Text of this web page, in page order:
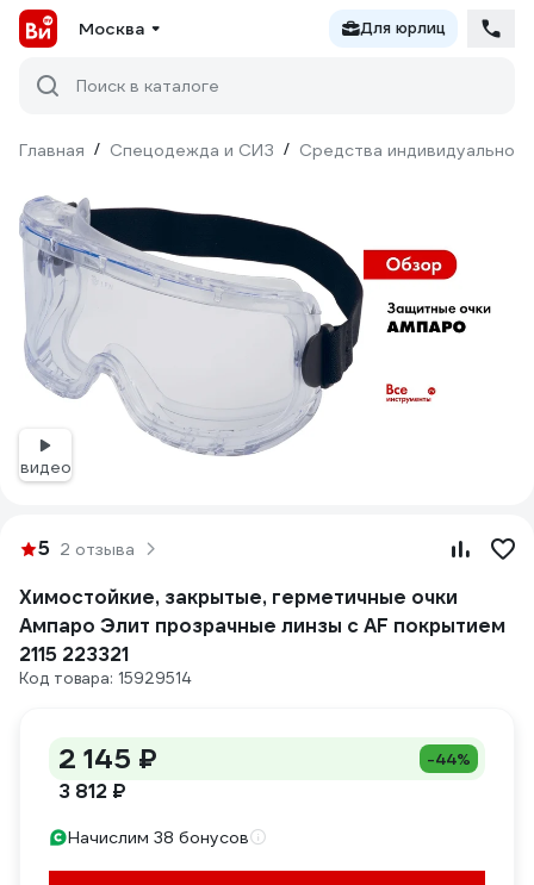
Москва Для юрлиц
Поиск в каталоге
Главная / Спецодежда и СИЗ / Средства индивидуальной
видео
5 2 отзыва
Химостойкие, закрытые, герметичные очки
Ампаро Элит прозрачные линзы с AF покрытием
2115 223321
Код товара: 15929514
2 145 ₽ -44%
3 812 ₽
Начислим 38 бонусов